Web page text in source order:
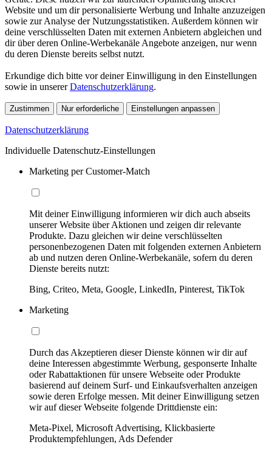
Website und um dir personalisierte Werbung und Inhalte anzuzeigen
sowie zur Analyse der Nutzungsstatistiken. Außerdem können wir
deine verschlüsselten Daten mit externen Anbietern abgleichen und
dir über deren Online-Werbekanäle Angebote anzeigen, nur wenn
du deren Dienste bereits selbst nutzt.
Erkundige dich bitte vor deiner Einwilligung in den Einstellungen
sowie in unsererDatenschutzerklärung.
Zustimmen Nur erforderliche Einstellungen anpassen
Datenschutzerklärung
Individuelle Datenschutz-Einstellungen
Marketing per Customer-Match
Mit deiner Einwilligung informieren wir dich auch abseits
unserer Website über Aktionen und zeigen dir relevante
Produkte. Dazu gleichen wir deine verschlüsselten
personenbezogenen Daten mit folgenden externen Anbietern
ab und nutzen deren Online-Werbekanäle, sofern du deren
Dienste bereits nutzt:
Bing, Criteo, Meta, Google, LinkedIn, Pinterest, TikTok
Marketing
Durch das Akzeptieren dieser Dienste können wir dir auf
deine Interessen abgestimmte Werbung, gesponserte Inhalte
oder Rabattaktionen für unsere Webseite oder Produkte
basierend auf deinem Surf- und Einkaufsverhalten anzeigen
sowie deren Erfolge messen. Mit deiner Einwilligung setzen
wir auf dieser Webseite folgende Drittdienste ein:
Meta-Pixel, Microsoft Advertising, Klickbasierte
Produktempfehlungen, Ads Defender